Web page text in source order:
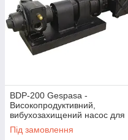
BDP-200 Gespasa -
Високопродуктивний,
вибухозахищений насос для
бензину, дп, 220 вольт, 200 л/
хв
Під замовлення